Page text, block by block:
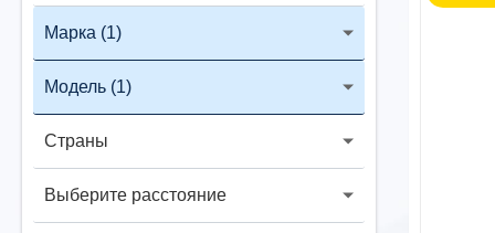
Марка (1)
Модель (1)
Страны
Выберите расстояние